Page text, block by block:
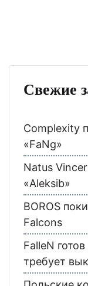
Свежие
Complexity
«FaNg»
Natus
«Aleksib»
BOROS
Falcons
FalleN
требует